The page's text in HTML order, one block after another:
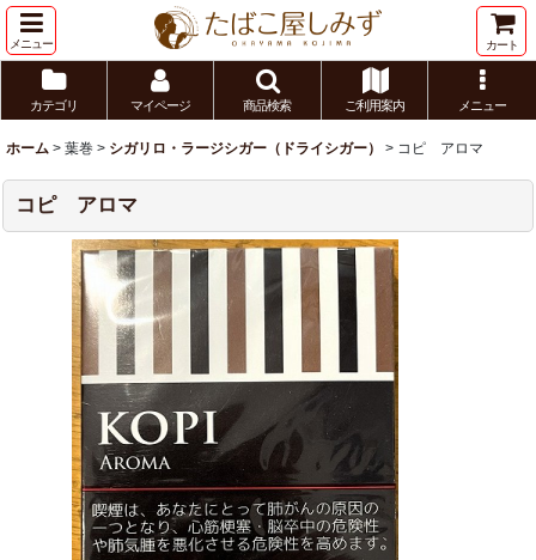
メニュー カート
カテゴリ マイページ 商品検索 ご利用案内 メニュー
ホーム > 葉巻 > シガリロ・ラージシガー（ドライシガー） > コピ アロマ
コピ アロマ